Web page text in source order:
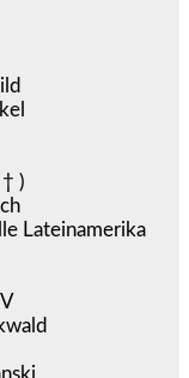
)
Lateinamerika